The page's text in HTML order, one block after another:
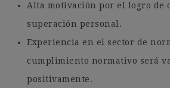
Alta motivación por el logro de
superación personal.
Experiencia en el sector de
cumplimiento normativo será
positivamente.